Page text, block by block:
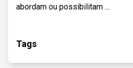
abordam ou possibilitam ...
Tags